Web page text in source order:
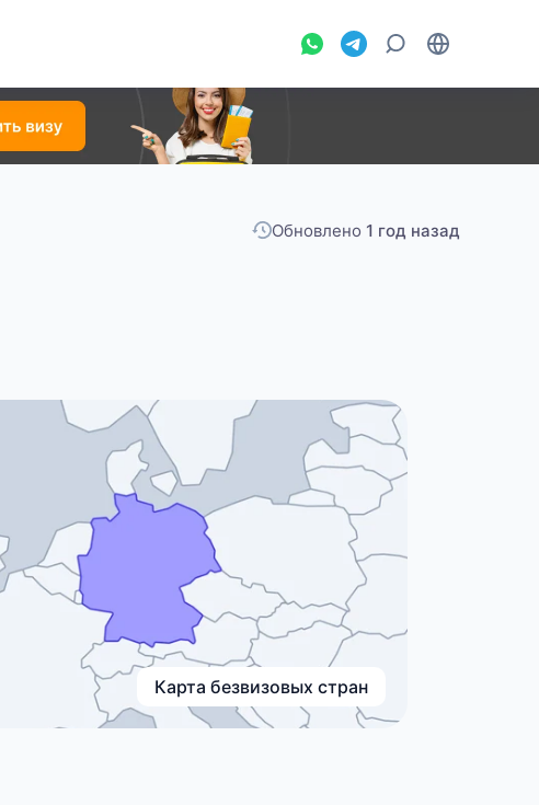
Обновлено 1 год назад
Карта безвизовых стран
Чистота воздуха